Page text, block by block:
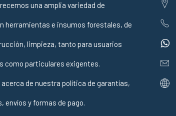
una amplia variedad de
herramientas e insumos forestales, de
limpieza, tanto para usuarios
como particulares exigentes.
de nuestra política de garantías,
envíos y formas de pago.